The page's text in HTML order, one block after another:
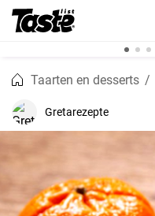
Taarten en desserts
Gretarezepte